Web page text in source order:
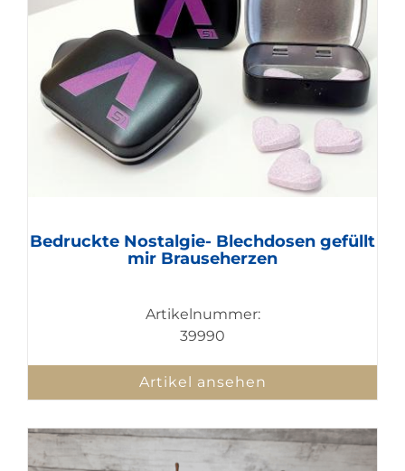
Bedruckte Nostalgie- Blechdosen gefüllt
mir Brauseherzen
Artikelnummer:
39990
Artikel ansehen